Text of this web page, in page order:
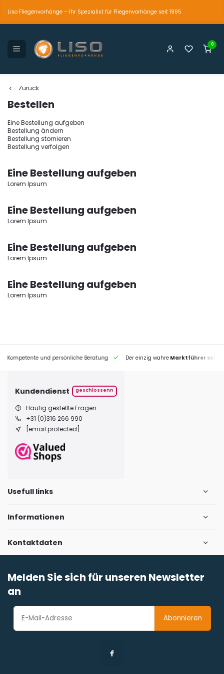
Liso Fliegenvorhänge – Ihr Spezialist für Fliegenvorhänge seit 1995
0
Zurück
Bestellen
Eine Bestellung aufgeben
Bestellung ändern
Bestellung stornieren
Bestellung verfolgen
Eine Bestellung aufgeben
Lorem Ipsum
Eine Bestellung aufgeben
Lorem Ipsum
Eine Bestellung aufgeben
Lorem Ipsum
Eine Bestellung aufgeben
Lorem Ipsum
und persönliche Beratung Der einzig wahreMarktführer seit 1995
Kundendienst geschlossenn
Häufig gestellte Fragen
+31 (0)316 266 990
[email protected]
Usefull links
Informationen
Kontaktdaten
Melden Sie sich für unseren Newsletter
an
Abonnieren